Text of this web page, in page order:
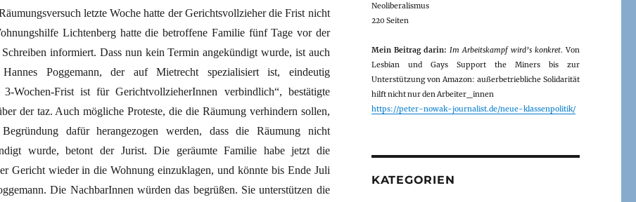
letzte Woche hatte der Gerichtsvollzieher die Frist nicht
Lichtenberg hatte die betroffene Familie fünf Tage vor der
informiert. Dass nun kein Termin angekündigt wurde, ist auch
Poggemann, der auf Mietrecht spezialisiert ist, eindeutig
Wochen-Frist ist für GerichtvollzieherInnen verbindlich“, bestätigte
der taz. Auch mögliche Proteste, die die Räumung verhindern sollen,
dafür herangezogen werden, dass die Räumung nicht
wurde, betont der Jurist. Die geräumte Familie habe jetzt die
Gericht wieder in die Wohnung einzuklagen, und könnte bis Ende Juli
Die NachbarInnen würden das begrüßen. Sie unterstützen die
Neoliberalismus
220 Seiten
Mein Beitrag darin: Im Arbeitskampf wird’s konkret. Von
Lesbian und Gays Support the Miners bis zur
Unterstützung von Amazon: außerbetriebliche Solidarität
hilft nicht nur den Arbeiter_innen
https://peter-nowak-journalist.de/neue-klassenpolitik/
KATEGORIEN